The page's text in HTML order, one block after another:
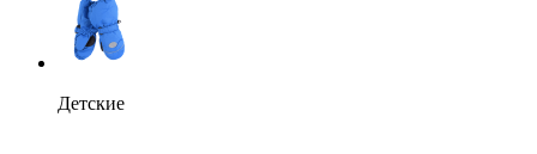
Детские